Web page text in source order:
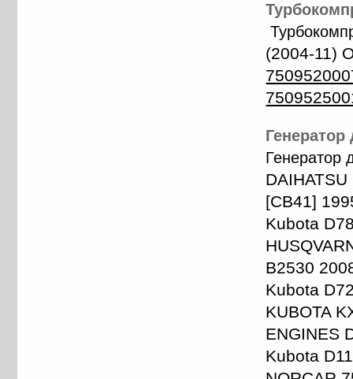
(2004-11)
Генератор
Генератор
[CB41]
Kubota
B2530
Kubota
KUBOTA
ENGINES
Kubota